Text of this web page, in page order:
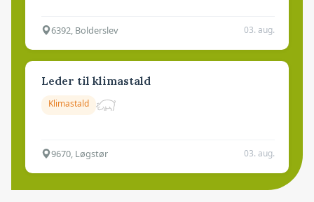
6392, Bolderslev 03. aug.
Leder til klimastald
Klimastald
9670, Løgstør 03. aug.